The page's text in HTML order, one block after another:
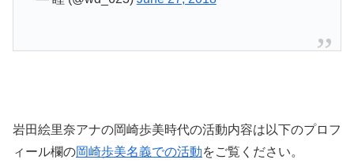
岩田絵里奈アナの岡崎歩美時代の活動内容は以下のプロフ
ィール欄の岡崎歩美名義での活動をご覧ください。